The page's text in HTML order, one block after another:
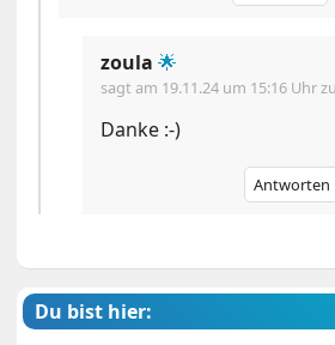
zoula 🌟
sagt am 19.11.24 um 15:16 Uhr
Danke :-)
Antworten
Du bist hier: